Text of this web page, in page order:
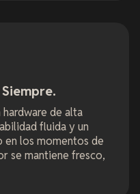
de alta
fluida y un
en los momentos de
se mantiene fresco,